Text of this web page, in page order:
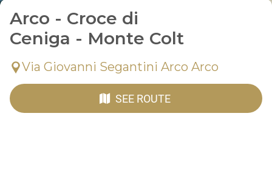
Arco - Croce di
Ceniga - Monte Colt
Via Giovanni Segantini Arco Arco
SEE ROUTE